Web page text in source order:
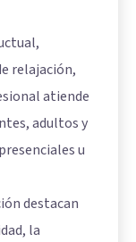
relajación,
atiende
adultos y
u
destacan
la